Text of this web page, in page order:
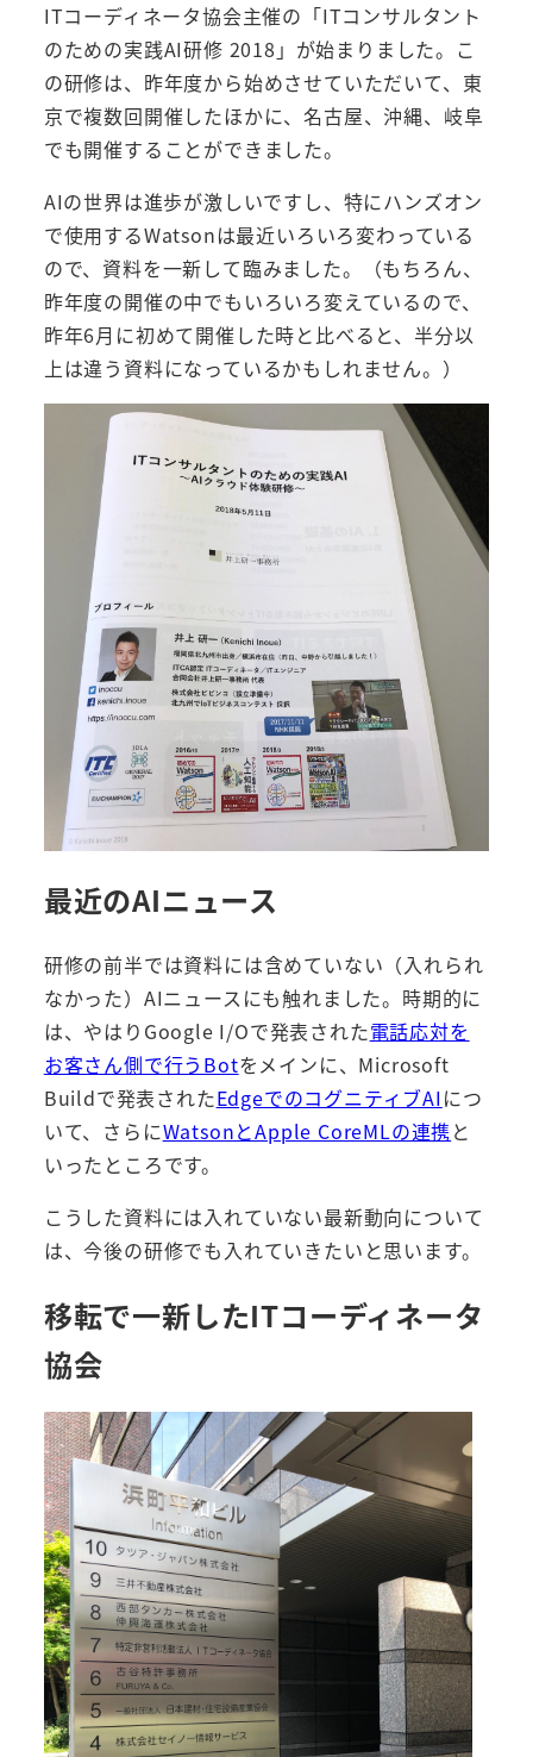
ITコーディネータ協会主催の「ITコンサルタント
のための実践AI研修 2018」が始まりました。こ
の研修は、昨年度から始めさせていただいて、東
京で複数回開催したほかに、名古屋、沖縄、岐阜
でも開催することができました。
AIの世界は進歩が激しいですし、特にハンズオン
で使用するWatsonは最近いろいろ変わっている
ので、資料を一新して臨みました。（もちろん、
昨年度の開催の中でもいろいろ変えているので、
昨年6月に初めて開催した時と比べると、半分以
上は違う資料になっているかもしれません。）
最近のAIニュース
研修の前半では資料には含めていない（入れられ
なかった）AIニュースにも触れました。時期的に
は、やはりGoogle I/Oで発表された電話応対を
お客さん側で行うBotをメインに、Microsoft
Buildで発表されたEdgeでのコグニティブAI につ
いて、さらにWatsonとApple CoreMLの連携と
いったところです。
こうした資料には入れていない最新動向について
は、今後の研修でも入れていきたいと思います。
移転で一新したITコーディネータ
協会